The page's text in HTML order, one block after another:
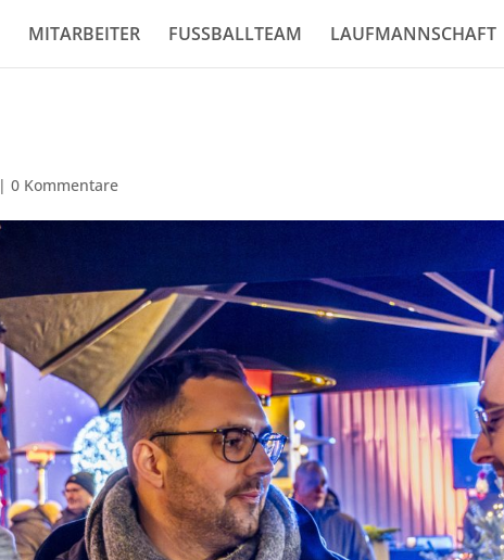
MITARBEITER FUSSBALLTEAM LAUFMANNSCHAFT
|0 Kommentare